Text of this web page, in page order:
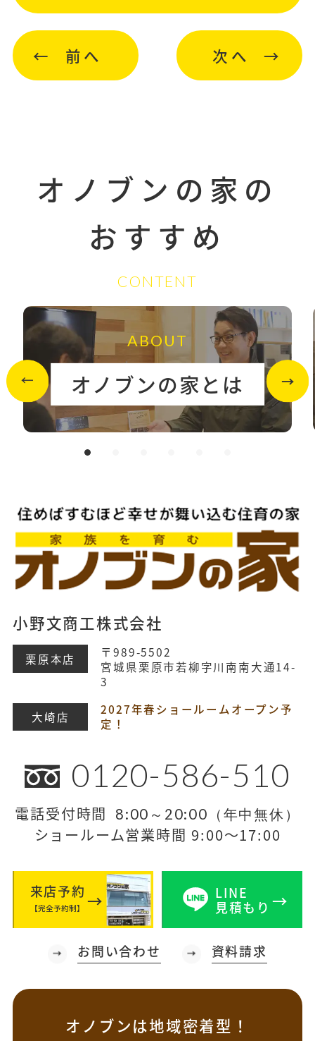
前へ 次へ
オノブンの家の
おすすめ
CONTENT
ABOUT
オノブンの家とは
小野文商工株式会社
栗原本店
〒989-5502
宮城県栗原市若柳字川南南大通14-
3
大崎店
2027年春ショールームオープン予
定！
0120-586-510
電話受付時間 8:00～20:00（年中無休）
ショールーム営業時間 9:00～17:00
来店予約
【完全予約制】
LINE
見積もり
お問い合わせ 資料請求
オノブンは地域密着型！